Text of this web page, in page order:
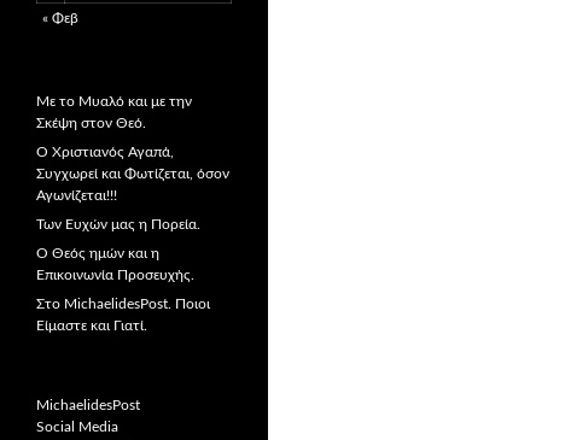
« Φεβ
Με το Μυαλό και με την
Σκέψη στον Θεό.
Ο Χριστιανός Αγαπά,
Συγχωρεί και Φωτίζεται, όσον
Αγωνίζεται!!!
Των Ευχών μας η Πορεία.
Ο Θεός ημών και η
Επικοινωνία Προσευχής.
Στο MichaelidesPost. Ποιοι
Είμαστε και Γιατί.
MichaelidesPost
Social Media